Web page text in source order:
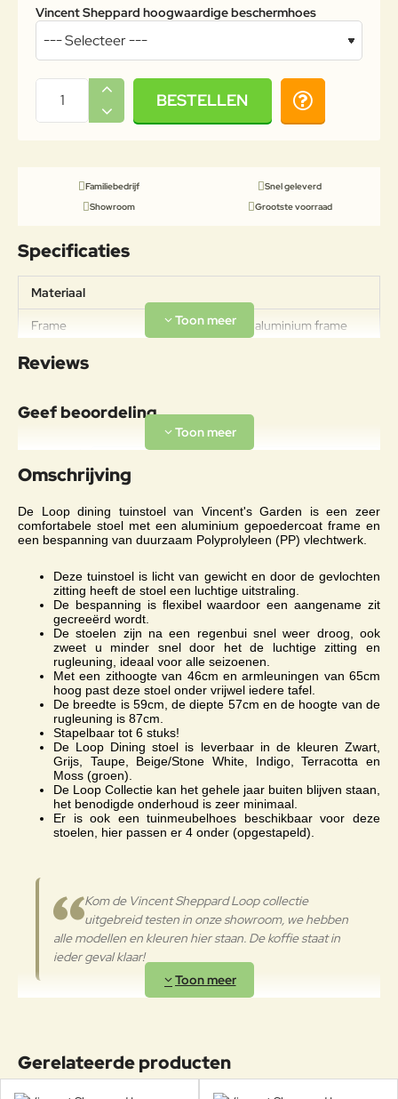
Vincent Sheppard hoogwaardige beschermhoes
BESTELLEN
Familiebedrijf
Snel geleverd
Showroom
Grootste voorraad
Specificaties
Materiaal
Frame gepoedercoat aluminium frame
polyethyleen
kledijbeschermer te gebruiken
voor een optimale
vlekbestendigheid.Om vlekken op
oplossing met een zachte doek in
het touw te werken door zachtjes
oplossing grondig af en dep
vervolgens overtollig vocht van het
touw met een zachte doek en laat
het aan de lucht drogen.Gebruik
nooit een hogedrukreininger op
acryltouwen.
Onderhoudsadvies
Polyethyleen
Het touw is gemaakt van
polypropyleenvezels en acryl. Net
zoals de andere synthetische
is het touw ontworpen om bestand
te zijn tegen alle
weersomstandigheden en kan het
Buitenkussens
Afmetingen
hoogte 87cm, breedte 59cm,
zithoogte 46cm, diepte 57cm,
Reviews
Geef beoordeling
Uw naam:
Opmerkin
g:
Note:HTML-code wordt niet vertaald!
Waardering:
Waarderin
Slecht Goed
Verder
Omschrijving
De Loop dining tuinstoel van Vincent's Garden is een zeer
comfortabele stoel met een aluminium gepoedercoat frame en
een bespanning van duurzaam Polyprolyleen (PP) vlechtwerk.
Deze tuinstoel is licht van gewicht en door de gevlochten
zitting heeft de stoel een luchtige uitstraling.
De bespanning is flexibel waardoor een aangename zit
gecreeërd wordt.
De stoelen zijn na een regenbui snel weer droog, ook
zweet u minder snel door het de luchtige zitting en
rugleuning, ideaal voor alle seizoenen.
Met een zithoogte van 46cm en armleuningen van 65cm
hoog past deze stoel onder vrijwel iedere tafel.
De breedte is 59cm, de diepte 57cm en de hoogte van de
rugleuning is 87cm.
Stapelbaar tot 6 stuks!
De Loop Dining stoel is leverbaar in de kleuren Zwart,
Grijs, Taupe, Beige/Stone White, Indigo, Terracotta en
Moss (groen).
De Loop Collectie kan het gehele jaar buiten blijven staan,
het benodigde onderhoud is zeer minimaal.
Er is ook een tuinmeubelhoes beschikbaar voor deze
stoelen, hier passen er 4 onder (opgestapeld).
Kom de Vincent Sheppard Loop collectie
uitgebreid testen in onze showroom, we hebben
alle modellen en kleuren hier staan. De koffie staat in
ieder geval klaar!
Gerelateerde producten